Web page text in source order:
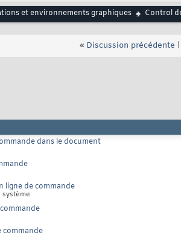
et environnements graphiques Control
« Discussion précédente
dans le document
ligne de commande
système
commande